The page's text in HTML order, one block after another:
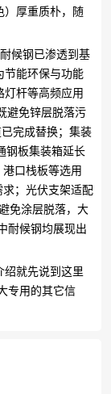
）厚重质朴，随
候钢已渗透到基
节能环保与功能
杆等高频应用
避免锌层脱落污
完成替换；​集装
钢板集装箱延长
口栈板等选用
；​光伏支架适配
免涂层脱落，大
耐候钢均展现出
绍就先说到这里
专用的其它信